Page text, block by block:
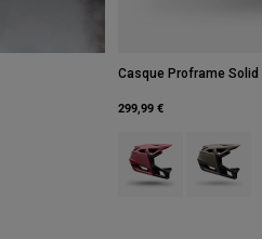
Casque Proframe Solid
299,99 €
Product swatch type
Product